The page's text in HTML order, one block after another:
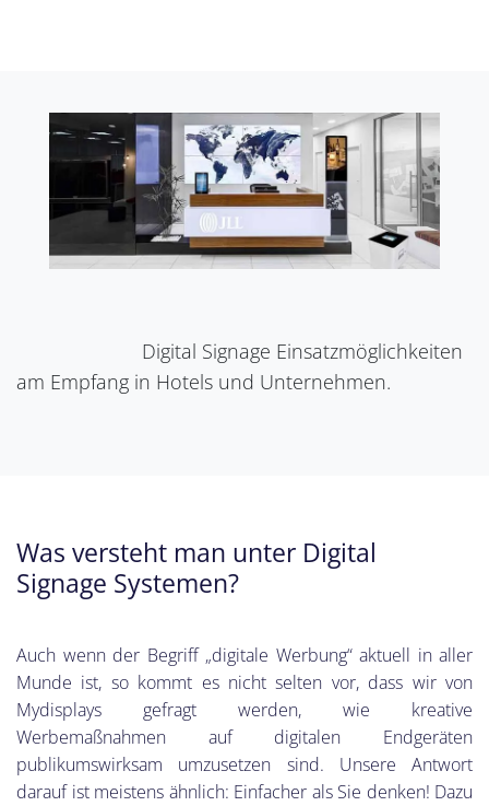
Digital Signage Einsatzmöglichkeiten
am Empfang in Hotels und Unternehmen.
Was versteht man unter Digital
Signage Systemen?
Auch wenn der Begriff „digitale Werbung“ aktuell in aller
Munde ist, so kommt es nicht selten vor, dass wir von
Mydisplays gefragt werden, wie kreative
Werbemaßnahmen auf digitalen Endgeräten
publikumswirksam umzusetzen sind. Unsere Antwort
darauf ist meistens ähnlich: Einfacher als Sie denken! Dazu